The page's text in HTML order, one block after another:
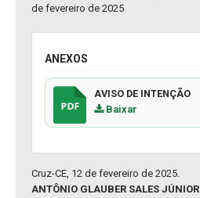
de fevereiro de 2025
ANEXOS
AVISO DE INTENÇÃO
Baixar
Cruz-CE, 12 de fevereiro de 2025.
ANTÔNIO GLAUBER SALES JÚNIOR